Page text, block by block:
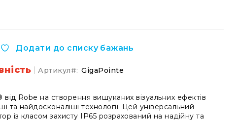
Додати до списку бажань
Артикул GigaPointe
Robe на створення вишуканих візуальних ефектів
та найдосконаліші технології. Цей універсальний
із класом захисту IP65 розрахований на надійну та